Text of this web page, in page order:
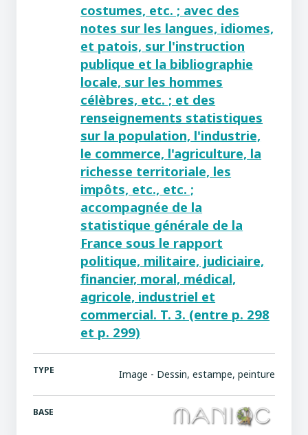
costumes, etc. ; avec des
notes sur les langues, idiomes,
et patois, sur l'instruction
publique et la bibliographie
locale, sur les hommes
célèbres, etc. ; et des
renseignements statistiques
sur la population, l'industrie,
le commerce, l'agriculture, la
richesse territoriale, les
impôts, etc., etc. ;
accompagnée de la
statistique générale de la
France sous le rapport
politique, militaire, judiciaire,
financier, moral, médical,
agricole, industriel et
commercial. T. 3. (entre p. 298
et p. 299)
TYPE Image - Dessin, estampe, peinture
BASE